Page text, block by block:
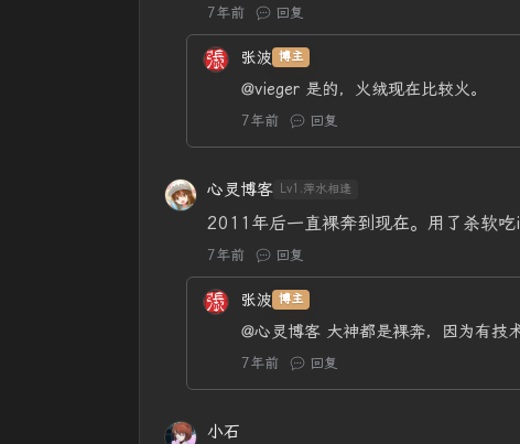
7年前 回复
张波 博主
@vieger 是的，火绒现在比较火。
7年前 回复
心灵博客 Lv1.萍水相逢
2011年后一直裸奔到现在。用了杀软
7年前 回复
张波 博主
@心灵博客 大神都是裸奔，因为有技术
7年前 回复
小石